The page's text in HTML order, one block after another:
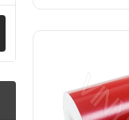
Купить в 1 клик
В избранное